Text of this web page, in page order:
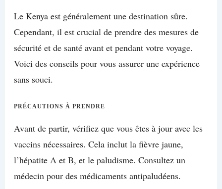
Le Kenya est généralement une destination sûre.
Cependant, il est crucial de prendre des mesures de
sécurité et de santé avant et pendant votre voyage.
Voici des conseils pour vous assurer une expérience
sans souci.
PRÉCAUTIONS À PRENDRE
Avant de partir, vérifiez que vous êtes à jour avec les
vaccins nécessaires. Cela inclut la fièvre jaune,
l’hépatite A et B, et le paludisme. Consultez un
médecin pour des médicaments antipaludéens.